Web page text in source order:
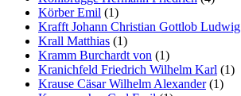
Körber Emil (1)
Krafft Johann Christian Gottlob Ludwig
Krall Matthias (1)
Kramm Burchardt von (1)
Kranichfeld Friedrich Wilhelm Karl (1)
Krause Cäsar Wilhelm Alexander(1)